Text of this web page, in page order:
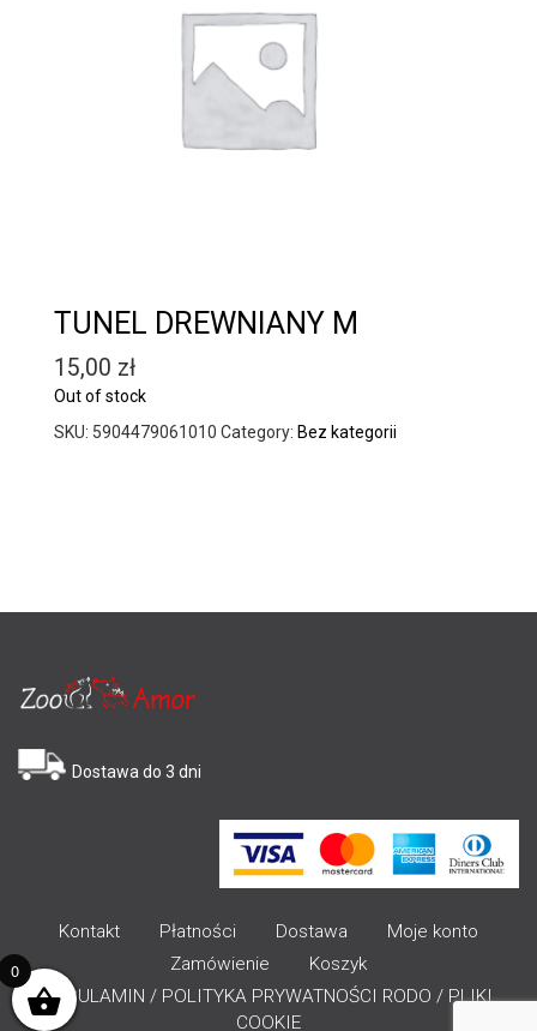
TUNEL DREWNIANY M
15,00 zł
Out of stock
SKU: 5904479061010 Category: Bez kategorii
Dostawa do 3 dni
Kontakt Płatności Dostawa
Moje konto
Zamówienie
Koszyk
REGULAMIN / POLITYKA PRYWATNOŚCI RODO / PLIKI
COOKIE
0